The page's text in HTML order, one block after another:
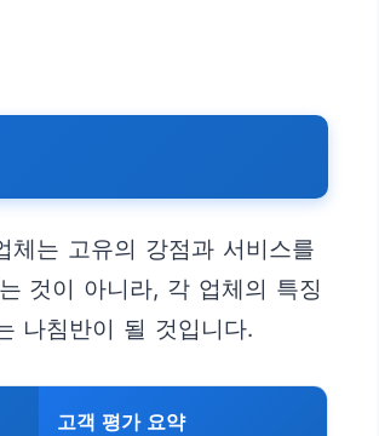
체는 고유의 강점과 서비스를
것이 아니라, 각 업체의 특징
나침반이 될 것입니다.
고객 평가 요약